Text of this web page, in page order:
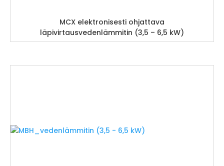
MCX elektronisesti ohjattava
läpivirtausvedenlämmitin (3,5 – 6,5 kW)